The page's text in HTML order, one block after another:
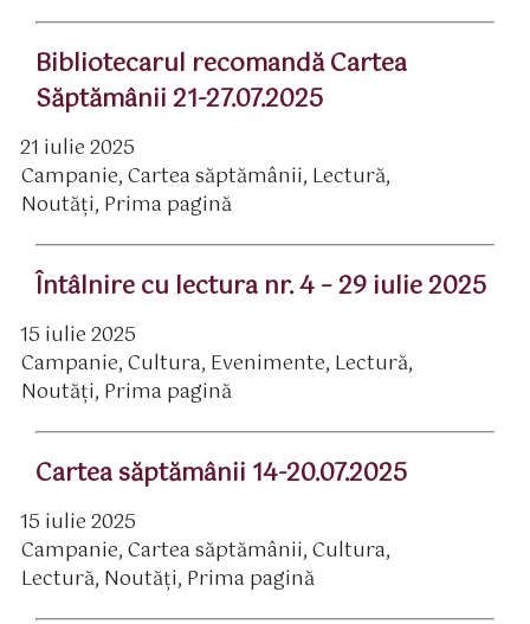
Bibliotecarul recomandă Cartea
Săptămânii 21-27.07.2025
21 iulie 2025
Campanie,Cartea săptămânii, Lectură,
Noutăți, Prima pagină
Întâlnire cu lectura nr. 4 – 29 iulie 2025
15 iulie 2025
Campanie,Cultura, Evenimente, Lectură,
Noutăți, Prima pagină
Cartea săptămânii 14-20.07.2025
15 iulie 2025
Campanie,Cartea săptămânii,Cultura,
Lectură, Noutăți, Prima pagină